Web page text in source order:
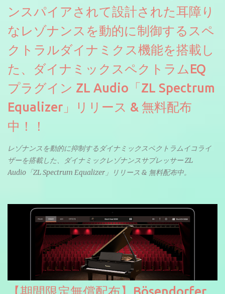
ンスパイアされて設計された耳障り
なレゾナンスを動的に制御するスペ
クトラルダイナミクス機能を搭載し
た、ダイナミックスペクトラムEQ
プラグイン ZL Audio「ZL Spectrum
Equalizer」リリース & 無料配布
中！！
レゾナンスを動的に抑制するダイナミックスペクトラムイコライ
ザーを搭載した、ダイナミックレゾナンスサプレッサー ZL
Audio「ZL Spectrum Equalizer」リリース & 無料配布中。